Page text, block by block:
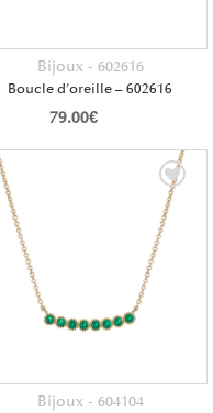
Bijoux - 602616
Boucle d’oreille – 602616
79.00€
Bijoux - 604104